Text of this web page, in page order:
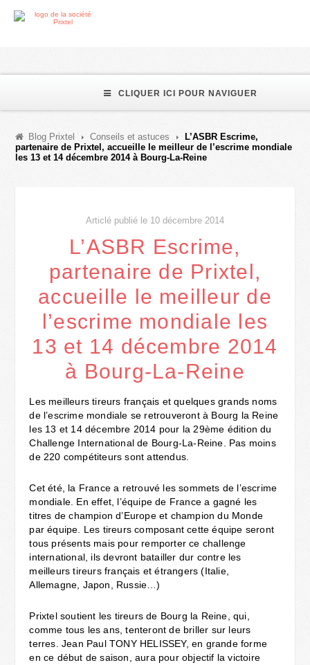
CLIQUER ICI POUR NAVIGUER
Blog Prixtel Conseils et astuces
L’ASBR Escrime,
partenaire de Prixtel, accueille le meilleur de l’escrime mondiale
les 13 et 14 décembre 2014 à Bourg-La-Reine
Articlé publié le 10 décembre 2014
L’ASBR Escrime,
partenaire de Prixtel,
accueille le meilleur de
l’escrime mondiale les
13 et 14 décembre 2014
à Bourg-La-Reine
Les meilleurs tireurs français et quelques grands noms
de l’escrime mondiale se retrouveront à Bourg la Reine
les 13 et 14 décembre 2014 pour la 29ème édition du
Challenge International de Bourg-La-Reine. Pas moins
de 220 compétiteurs sont attendus.
Cet été, la France a retrouvé les sommets de l’escrime
mondiale. En effet, l’équipe de France a gagné les
titres de champion d’Europe et champion du Monde
par équipe. Les tireurs composant cette équipe seront
tous présents mais pour remporter ce challenge
international, ils devront batailler dur contre les
meilleurs tireurs français et étrangers (Italie,
Allemagne, Japon, Russie…)
Prixtel soutient les tireurs de Bourg la Reine, qui,
comme tous les ans, tenteront de briller sur leurs
terres. Jean Paul TONY HELISSEY, en grande forme
en ce début de saison, aura pour objectif la victoire